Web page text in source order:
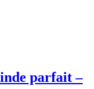
parfait –